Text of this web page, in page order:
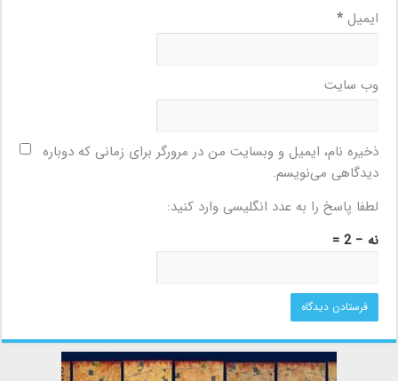
ایمیل*
وب‌ سایت
ذخیره نام، ایمیل و وبسایت من در مرورگر برای زمانی که دوباره
دیدگاهی می‌نویسم.
لطفا پاسخ را به عدد انگلیسی وارد کنید:
نه − 2 =